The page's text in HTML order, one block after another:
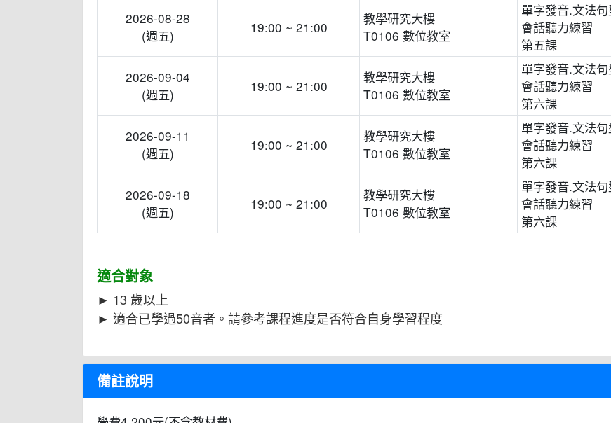
2026-08-28
(週五)
19:00 ~ 21:00
教學研究大樓
T0106 數位教室
單字發音.文法
會話聽力練習
第五課
2026-09-04
(週五)
19:00 ~ 21:00
教學研究大樓
T0106 數位教室
單字發音.文法
會話聽力練習
第六課
2026-09-11
(週五)
19:00 ~ 21:00
教學研究大樓
T0106 數位教室
單字發音.文法
會話聽力練習
第六課
2026-09-18
(週五)
19:00 ~ 21:00
教學研究大樓
T0106 數位教室
單字發音.文法
會話聽力練習
第六課
適合對象
► 13 歲以上
► 適合已學過50音者。請參考課程進度是否符合自身學習程度
備註說明